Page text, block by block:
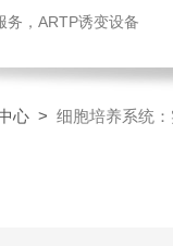
务，ARTP诱变设备
心 > 细胞培养系统